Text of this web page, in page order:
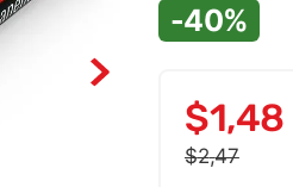
-40%
$1,48
$2,47